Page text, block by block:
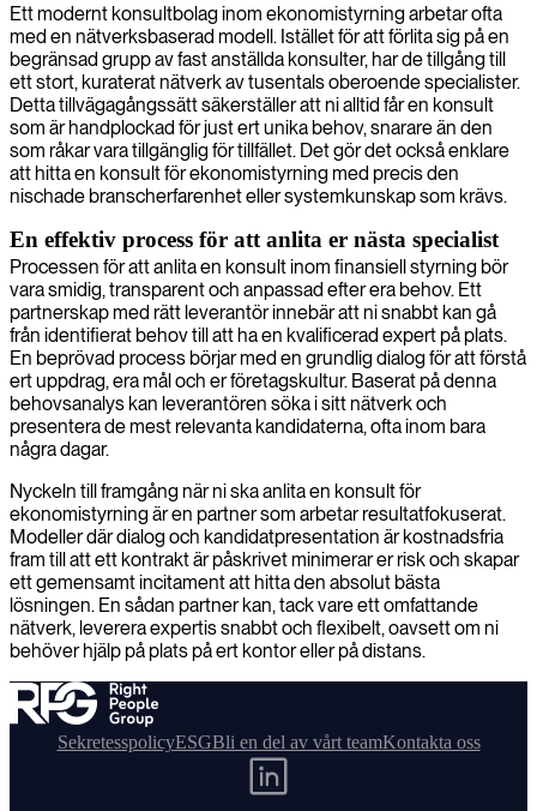
Ett modernt konsultbolag inom ekonomistyrning arbetar ofta
med en nätverksbaserad modell. Istället för att förlita sig på en
begränsad grupp av fast anställda konsulter, har de tillgång till
ett stort, kuraterat nätverk av tusentals oberoende specialister.
Detta tillvägagångssätt säkerställer att ni alltid får en konsult
som är handplockad för just ert unika behov, snarare än den
som råkar vara tillgänglig för tillfället. Det gör det också enklare
att hitta en konsult för ekonomistyrning med precis den
nischade branscherfarenhet eller systemkunskap som krävs.
En effektiv process för att anlita er nästa specialist
Processen för att anlita en konsult inom finansiell styrning bör
vara smidig, transparent och anpassad efter era behov. Ett
partnerskap med rätt leverantör innebär att ni snabbt kan gå
från identifierat behov till att ha en kvalificerad expert på plats.
En beprövad process börjar med en grundlig dialog för att förstå
ert uppdrag, era mål och er företagskultur. Baserat på denna
behovsanalys kan leverantören söka i sitt nätverk och
presentera de mest relevanta kandidaterna, ofta inom bara
några dagar.
Nyckeln till framgång när ni ska anlita en konsult för
ekonomistyrning är en partner som arbetar resultatfokuserat.
Modeller där dialog och kandidatpresentation är kostnadsfria
fram till att ett kontrakt är påskrivet minimerar er risk och skapar
ett gemensamt incitament att hitta den absolut bästa
lösningen. En sådan partner kan, tack vare ett omfattande
nätverk, leverera expertis snabbt och flexibelt, oavsett om ni
behöver hjälp på plats på ert kontor eller på distans.
SekretesspolicyESGBli en del av vårt teamKontakta oss